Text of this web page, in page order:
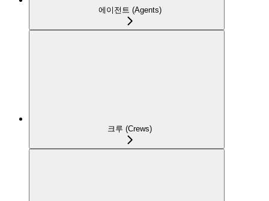
에이전트 (Agents)
크루 (Crews)